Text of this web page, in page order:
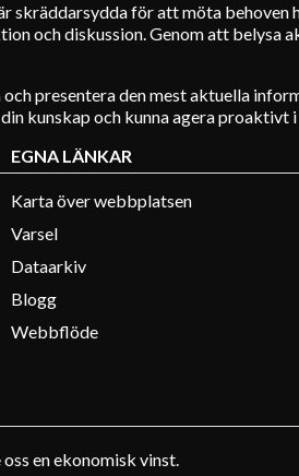
för att möta
och diskussion. Genom att belysa
presentera den mest aktuella
kunskap och kunna agera proaktivt
en ekonomisk vinst.
EGNA LÄNKAR
Karta över webbplatsen
Varsel
Dataarkiv
Blogg
Webbflöde